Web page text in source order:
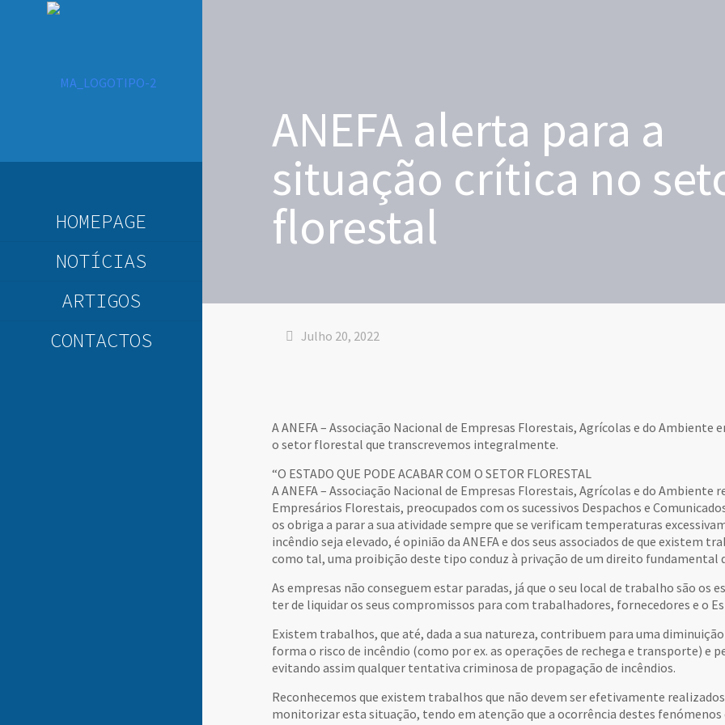
HOMEPAGE
NOTÍCIAS
ARTIGOS
CONTACTOS
ANEFA alerta para a
situação crítica no
florestal
Julho 20, 2022
A ANEFA – Associação Nacional de Empresas Florestais, Agrícolas e do
o setor florestal que transcrevemos integralmente.
“O ESTADO QUE PODE ACABAR COM O SETOR FLORESTAL
A ANEFA – Associação Nacional de Empresas Florestais, Agrícolas e do Ambiente
Empresários Florestais, preocupados com os sucessivos Despachos e
os obriga a parar a sua atividade sempre que se verificam temperaturas
incêndio seja elevado, é opinião da ANEFA e dos seus associados de que existem
como tal, uma proibição deste tipo conduz à privação de um direito fundamental
As empresas não conseguem estar paradas, já que o seu local de trabalho são
ter de liquidar os seus compromissos para com trabalhadores, fornecedores e o
Existem trabalhos, que até, dada a sua natureza, contribuem para uma
forma o risco de incêndio (como por ex. as operações de rechega e transporte)
evitando assim qualquer tentativa criminosa de propagação de incêndios.
Reconhecemos que existem trabalhos que não devem ser efetivamente
monitorizar esta situação, tendo em atenção que a ocorrência destes